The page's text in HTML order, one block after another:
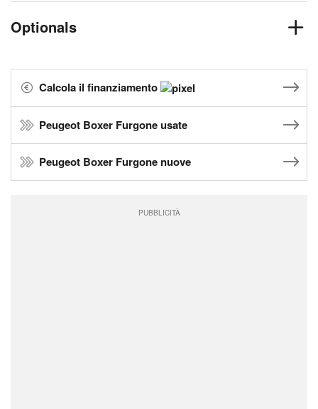
Optionals
Calcola il finanziamento
Peugeot Boxer Furgone usate
Peugeot Boxer Furgone nuove
PUBBLICITÀ